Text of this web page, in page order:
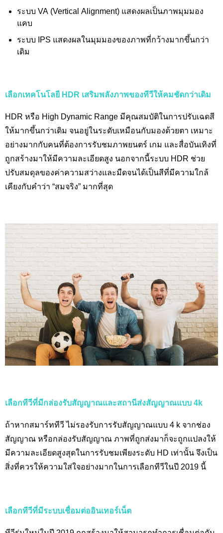
ระบบ VA (Vertical Alignment) แสดงผลเป็นภาพมุมมอง
แคบ
ระบบ IPS แสดงผลในมุมมองของภาพที่กว้างมากขึ้นกว่า
เดิม
เลือกเทคโนโลยี HDR เสริมพลังภาพของทีวีให้คมชัดกว่าเดิม
HDR หรือ High Dynamic Range มีคุณสมบัติในการปรับเฉดสี
ให้มากขึ้นกว่าเดิม จนอยู่ในระดับเหมือนกับมองด้วยตา เหมาะ
อย่างมากกับคนที่ต้องการรับชมภาพยนตร์ เกม และสื่อบันเทิงที่
ถูกสร้างมาให้มีความละเอียดสูง นอกจากนี้ระบบ HDR ช่วย
ปรับสมดุลของค่าความสว่างและมืดจนได้เป็นสีที่มีความใกล้
เคียงกับคำว่า “สมจริง” มากที่สุด
เลือกทีวีที่มีกล่องรับสัญญาณและสถานีส่งสัญญาณแบบ 4k
ถ้าหากสมาร์ททีวี ไม่รองรับการรับสัญญาณแบบ 4 k จากช่อง
สัญญาณ หรือกล่องรับสัญญาณ ภาพที่ถูกส่งมาก็จะถูกแปลงให้
มีความละเอียดสูงสุดในการรับชมเพียงระดับ HD เท่านั้น จึงเป็น
สิ่งที่ควรให้ความใส่ใจอย่างมากในการเลือกทีวีในปี 2019 นี้
เลือกทีวีที่มีระบบเชื่อมต่ออินเทอร์เน็ต